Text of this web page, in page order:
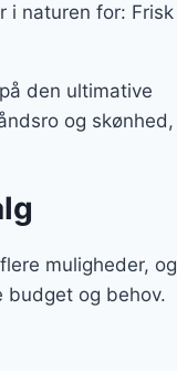
i naturen for: Frisk
den ultimative
og skønhed,
muligheder, og
og behov.